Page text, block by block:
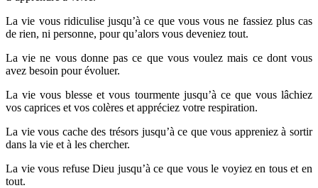
La vie vous ridiculise jusqu’à ce que vous vous ne fassiez plus cas
de rien, ni personne, pour qu’alors vous deveniez tout.
La vie ne vous donne pas ce que vous voulez mais ce dont vous
avez besoin pour évoluer.
La vie vous blesse et vous tourmente jusqu’à ce que vous lâchiez
vos caprices et vos colères et appréciez votre respiration.
La vie vous cache des trésors jusqu’à ce que vous appreniez à sortir
dans la vie et à les chercher.
La vie vous refuse Dieu jusqu’à ce que vous le voyiez en tous et en
tout.